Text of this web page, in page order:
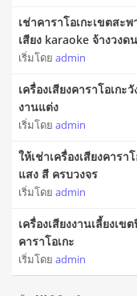
เช่าคาราโอเกะเขตสะ
เสียง karaoke จ้างวงด
เริ่มโดย admin
เครื่องเสียงคาราโอเก
งานแต่ง
เริ่มโดย admin
ให้เช่าเครื่องเสียงคาร
แสง สี ครบวงจร
เริ่มโดย admin
เครื่องเสียงงานเลี้ยงเข
คาราโอเกะ
เริ่มโดย admin